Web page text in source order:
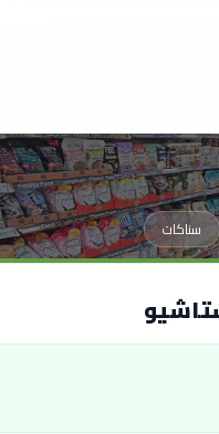
سناكات